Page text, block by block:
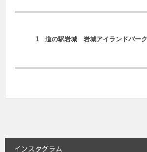
1 道の駅岩城 岩城アイランドパーク
インスタグラム